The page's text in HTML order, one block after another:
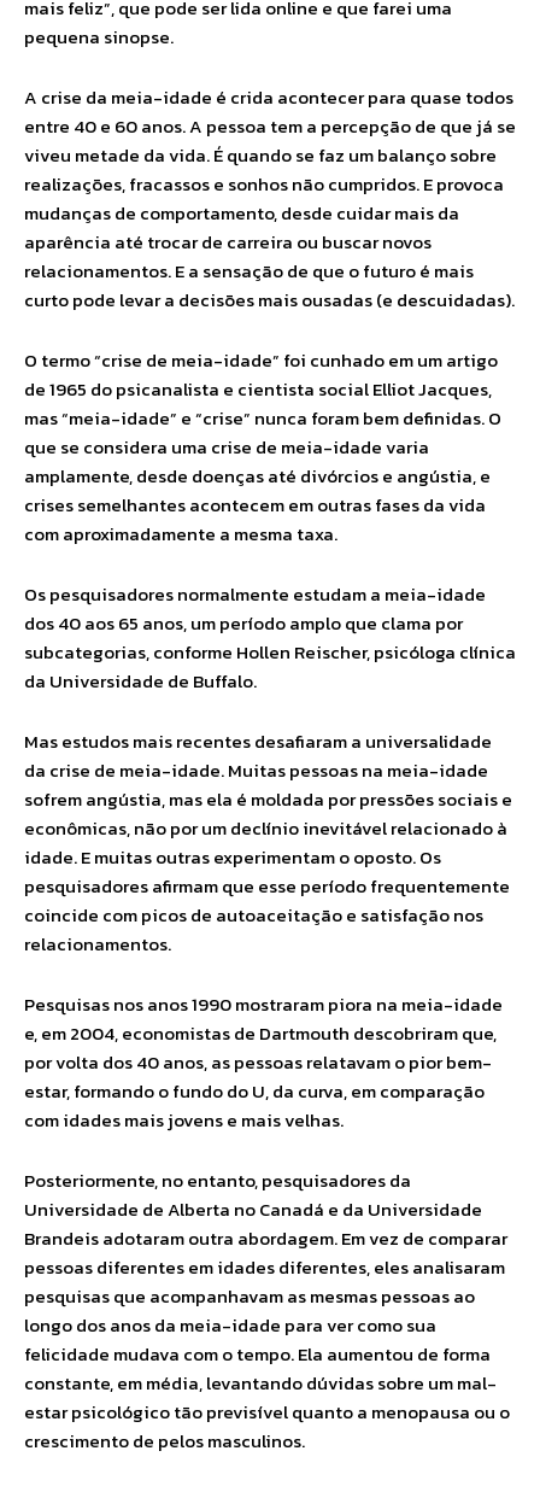
mais feliz”, que pode ser lida online e que farei uma
pequena sinopse.
A crise da meia-idade é crida acontecer para quase todos
entre 40 e 60 anos. A pessoa tem a percepção de que já se
viveu metade da vida. É quando se faz um balanço sobre
realizações, fracassos e sonhos não cumpridos. E provoca
mudanças de comportamento, desde cuidar mais da
aparência até trocar de carreira ou buscar novos
relacionamentos. E a sensação de que o futuro é mais
curto pode levar a decisões mais ousadas (e descuidadas).
O termo “crise de meia-idade” foi cunhado em um artigo
de 1965 do psicanalista e cientista social Elliot Jacques,
mas “meia-idade” e “crise” nunca foram bem definidas. O
que se considera uma crise de meia-idade varia
amplamente, desde doenças até divórcios e angústia, e
crises semelhantes acontecem em outras fases da vida
com aproximadamente a mesma taxa.
Os pesquisadores normalmente estudam a meia-idade
dos 40 aos 65 anos, um período amplo que clama por
subcategorias, conforme Hollen Reischer, psicóloga clínica
da Universidade de Buffalo.
Mas estudos mais recentes desafiaram a universalidade
da crise de meia-idade. Muitas pessoas na meia-idade
sofrem angústia, mas ela é moldada por pressões sociais e
econômicas, não por um declínio inevitável relacionado à
idade. E muitas outras experimentam o oposto. Os
pesquisadores afirmam que esse período frequentemente
coincide com picos de autoaceitação e satisfação nos
relacionamentos.
Pesquisas nos anos 1990 mostraram piora na meia-idade
e, em 2004, economistas de Dartmouth descobriram que,
por volta dos 40 anos, as pessoas relatavam o pior bem-
estar, formando o fundo do U, da curva, em comparação
com idades mais jovens e mais velhas.
Posteriormente, no entanto, pesquisadores da
Universidade de Alberta no Canadá e da Universidade
Brandeis adotaram outra abordagem. Em vez de comparar
pessoas diferentes em idades diferentes, eles analisaram
pesquisas que acompanhavam as mesmas pessoas ao
longo dos anos da meia-idade para ver como sua
felicidade mudava com o tempo. Ela aumentou de forma
constante, em média, levantando dúvidas sobre um mal-
estar psicológico tão previsível quanto a menopausa ou o
crescimento de pelos masculinos.